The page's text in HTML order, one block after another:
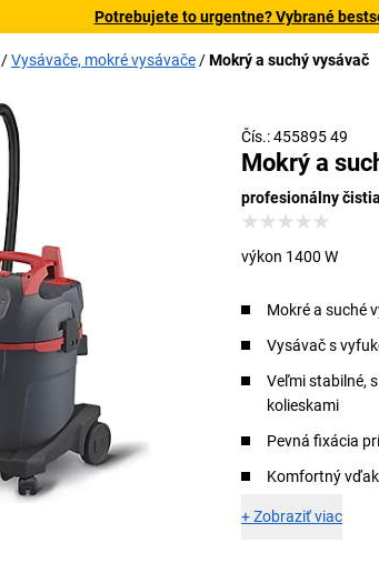
Potrebujete to urgentne? Vybrané
Vysávače, mokré vysávače Mokrý a suchý vysávač
Čís.: 455895 49
Mokrý a
profesionálny
výkon 1400 W
Mokré a suché
Vysávač s
Veľmi stabilné,
kolieskami
Pevná fixácia
Komfortný
+Zobraziť viac